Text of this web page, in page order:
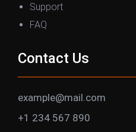
Support
FAQ
Contact Us
example@mail.com
+1 234 567 890